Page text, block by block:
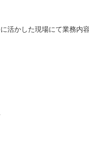
活かした現場にて業務内